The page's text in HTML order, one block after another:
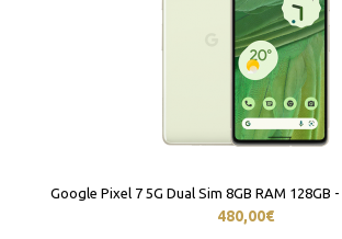
Google Pixel 7 5G Dual Sim 8GB RAM 128GB
480,00€